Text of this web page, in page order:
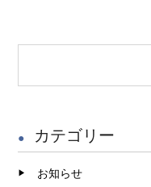
カテゴリー
お知らせ